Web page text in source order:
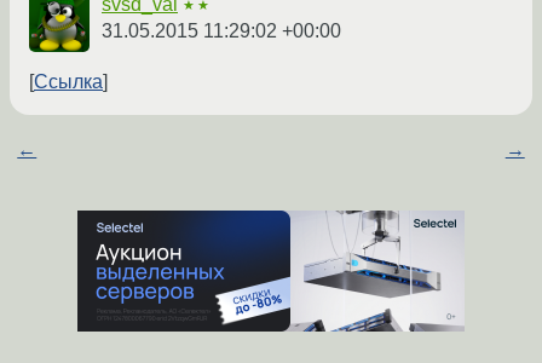
svsd_val ★★
31.05.2015 11:29:02 +00:00
Ссылка
← →